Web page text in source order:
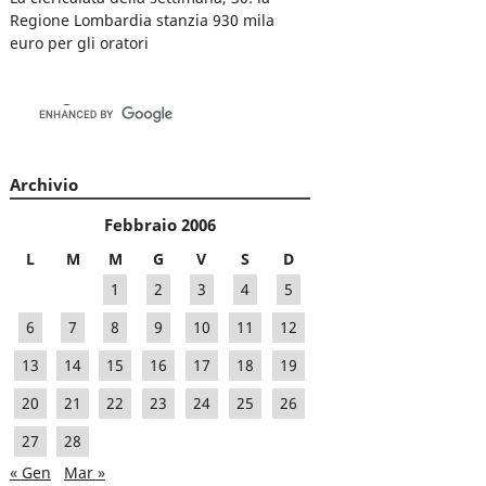
Regione Lombardia stanzia 930 mila
euro per gli oratori
Archivio
Febbraio 2006
L M M G V S
D
1
2 3 4
5
6
7 8 9 10 11
12
13
14 15 16 17 18
19
20
21 22 23 24 25
26
27
28
« Gen
Mar »